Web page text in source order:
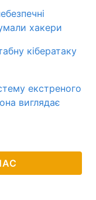
хакери
кібератаку
екстреного
виглядає